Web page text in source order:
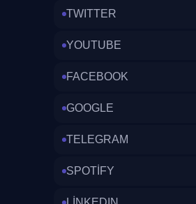
TWITTER
YOUTUBE
FACEBOOK
GOOGLE
TELEGRAM
SPOTİFY